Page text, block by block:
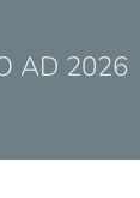
AD 2026